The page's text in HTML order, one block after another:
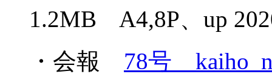
1.2MB A4,8P、up
・会報 78号